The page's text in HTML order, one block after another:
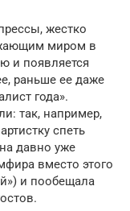
жестко
миром в
и появляется
раньше ее даже
года».
так, например,
спеть
давно уже
вместо этого
и пообещала